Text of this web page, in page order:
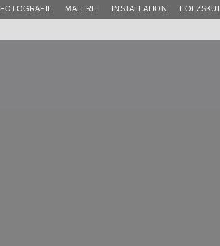
FOTOGRAFIE MALEREI INSTALLATION